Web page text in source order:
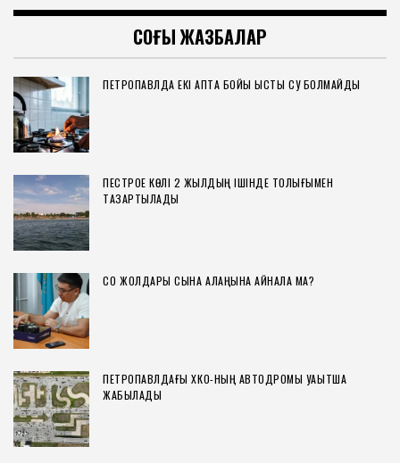
СОҢҒЫ ЖАЗБАЛАР
ПЕТРОПАВЛДА ЕКІ АПТА БОЙЫ ЫСТЫҚ СУ БОЛМАЙДЫ
ПЕСТРОЕ КӨЛІ 2 ЖЫЛДЫҢ ІШІНДЕ ТОЛЫҒЫМЕН
ТАЗАРТЫЛАДЫ
СҚО ЖОЛДАРЫ СЫНАҚ АЛАҢЫНА АЙНАЛА МА?
ПЕТРОПАВЛДАҒЫ ХҚКО-НЫҢ АВТОДРОМЫ УАҚЫТША
ЖАБЫЛАДЫ